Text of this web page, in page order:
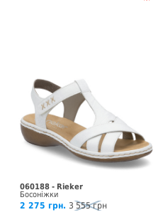
060188 - Rieker
Босоніжки
2 275 грн. 3 555 грн